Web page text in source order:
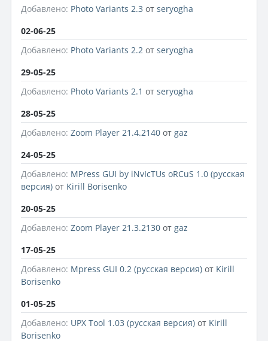
Добавлено: Photo Variants 2.3 от seryogha
02-06-25
Добавлено: Photo Variants 2.2 от seryogha
29-05-25
Добавлено: Photo Variants 2.1 от seryogha
28-05-25
Добавлено: Zoom Player 21.4.2140 от gaz
24-05-25
Добавлено: MPress GUI by iNvIcTUs oRCuS 1.0 (русская
версия) от Kirill Borisenko
20-05-25
Добавлено: Zoom Player 21.3.2130 от gaz
17-05-25
Добавлено: Mpress GUI 0.2 (русская версия) от Kirill
Borisenko
01-05-25
Добавлено: UPX Tool 1.03 (русская версия) от Kirill
Borisenko